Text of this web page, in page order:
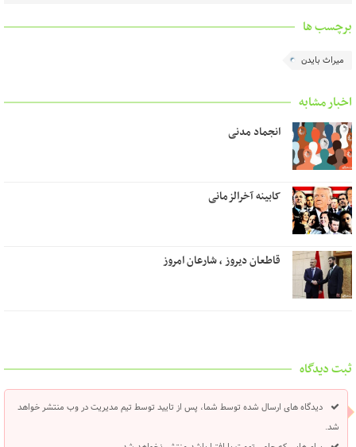
برچسب ها
میراث بایدن
اخبار مشابه
انجماد مدنی
کابینه آخرالزمانی
قاطعان دیروز ، شارعان امروز
ثبت دیدگاه
دیدگاه های ارسال شده توسط شما، پس از تایید توسط تیم مدیریت در وب منتشر خواهد
شد.